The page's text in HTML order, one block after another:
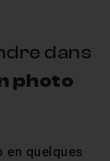
dans
photo
en quelques